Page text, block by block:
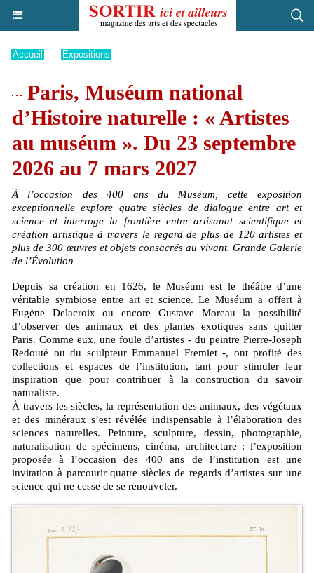
Accueil Expositions
Paris, Muséum national
d’Histoire naturelle : « Artistes
au muséum ». Du 23 septembre
2026 au 7 mars 2027
À l’occasion des 400 ans du Muséum, cette exposition
exceptionnelle explore quatre siècles de dialogue entre art et
science et interroge la frontière entre artisanat scientifique et
création artistique à travers le regard de plus de 120 artistes et
plus de 300 œuvres et objets consacrés au vivant. Grande Galerie
de l’Évolution
Depuis sa création en 1626, le Muséum est le théâtre d’une
véritable symbiose entre art et science. Le Muséum a offert à
Eugène Delacroix ou encore Gustave Moreau la possibilité
d’observer des animaux et des plantes exotiques sans quitter
Paris. Comme eux, une foule d’artistes - du peintre Pierre-Joseph
Redouté ou du sculpteur Emmanuel Fremiet -, ont profité des
collections et espaces de l’institution, tant pour stimuler leur
inspiration que pour contribuer à la construction du savoir
naturaliste.
À travers les siècles, la représentation des animaux, des végétaux
et des minéraux s’est révélée indispensable à l’élaboration des
sciences naturelles. Peinture, sculpture, dessin, photographie,
naturalisation de spécimens, cinéma, architecture : l’exposition
proposée à l’occasion des 400 ans de l’institution est une
invitation à parcourir quatre siècles de regards d’artistes sur une
science qui ne cesse de se renouveler.